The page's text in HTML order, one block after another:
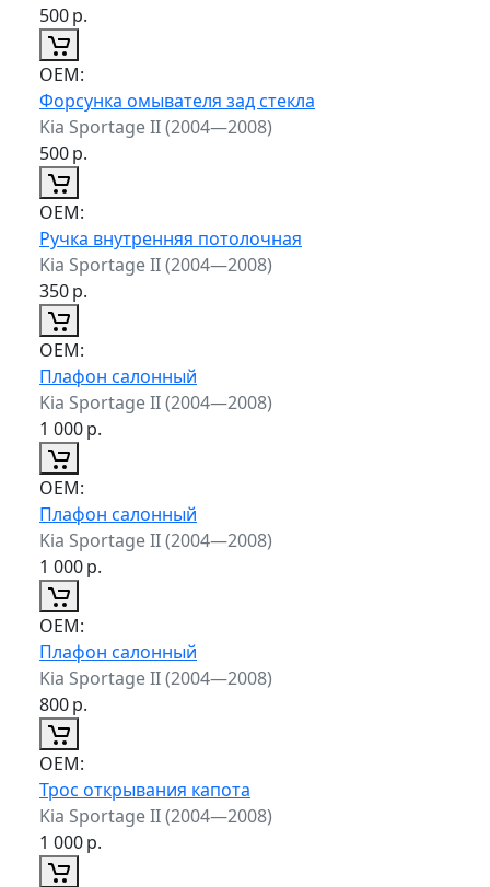
500р.
ОЕМ:
Форсунка омывателя зад стекла
Kia Sportage II (2004—2008)
500р.
ОЕМ:
Ручка внутренняя потолочная
Kia Sportage II (2004—2008)
350р.
ОЕМ:
Плафон салонный
Kia Sportage II (2004—2008)
1 000р.
ОЕМ:
Плафон салонный
Kia Sportage II (2004—2008)
1 000р.
ОЕМ:
Плафон салонный
Kia Sportage II (2004—2008)
800р.
ОЕМ:
Трос открывания капота
Kia Sportage II (2004—2008)
1 000р.